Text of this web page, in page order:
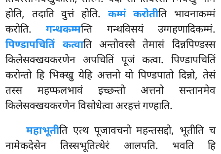
होति, तदाति वुत्तं होति. कम्मं करोतीति भावनाकम्मं
करोति.गन्थकम्मन्ति गन्थविसयं उग्गहणादिकम्मं.
पिण्डापचितिं कत्वाति अन्तोवस्से तेमासं दिन्नपिण्डस्स
किलेसक्खयकरणेन अपचितिं पूजं कत्वा. पिण्डापचितिं
करोन्तो हि भिक्खु येहि अत्तनो यो पिण्डपातो दिन्नो, तेसं
तस्स महप्फलभावं इच्छन्तो अत्तनो सन्तानमेव
किलेसक्खयकरणेन विसोधेत्वा अरहत्तं गण्हाति.
महाभूतीति एत्थ पूजावचनो महन्तसद्दो, भूतीति च
नामेकदेसेन तिस्सभूतित्थेरं आलपति. भवति हि